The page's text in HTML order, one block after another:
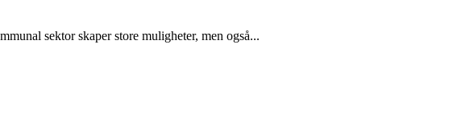
sektor skaper store muligheter, men også...